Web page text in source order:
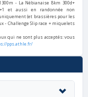
- La Nébianaise 8km 300d+
et aussi en randonnée non
uniquement (et brassières pour les
- Challenge Slip race + miquelets
qui ne sont plus acceptés: vous
pps.athle.fr/